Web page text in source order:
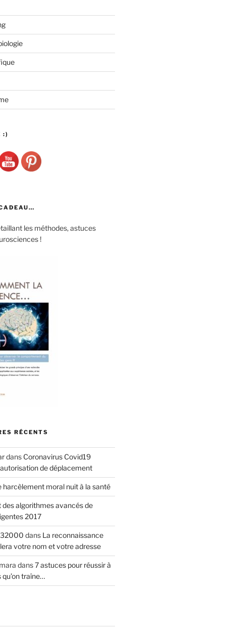
:)
les méthodes, astuces
!
RÉCENTS
dans Coronavirus Covid19
de déplacement
harcèlement moral nuit à la santé
des algorithmes avancés de
2017
dans La reconnaissance
votre nom et votre adresse
dans7 astuces pour réussir à
traîne…